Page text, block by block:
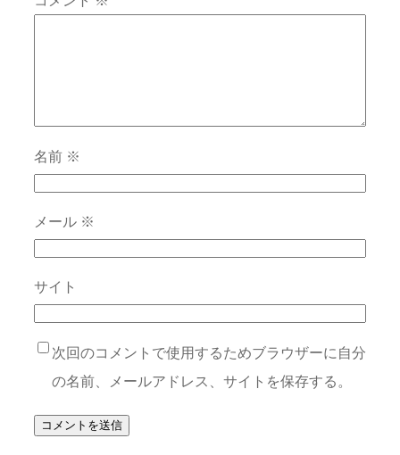
名前 ※
メール ※
サイト
次回のコメントで使用するためブラウザーに自分
の名前、メールアドレス、サイトを保存する。